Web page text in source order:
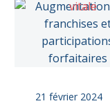
21 février 2024